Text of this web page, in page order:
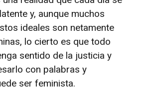
y, aunque muchos
ideales son netamente
lo cierto es que todo
sentido de la justicia y
con palabras y
ser feminista.